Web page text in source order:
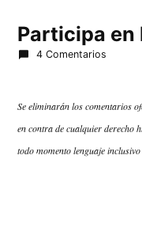
Participa en
4 Comentarios